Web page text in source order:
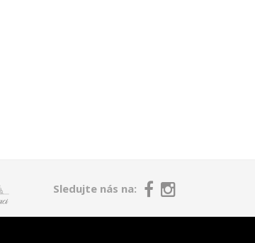
Sledujte nás na: